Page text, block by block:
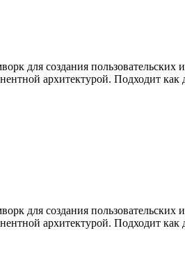
для создания
архитектурой. Подходит
для создания
архитектурой. Подходит